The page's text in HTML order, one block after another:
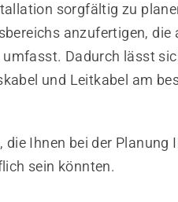
sorgfältig zu
anzufertigen, die
Dadurch lässt
und Leitkabel am
Ihnen bei der Planung
sein könnten.